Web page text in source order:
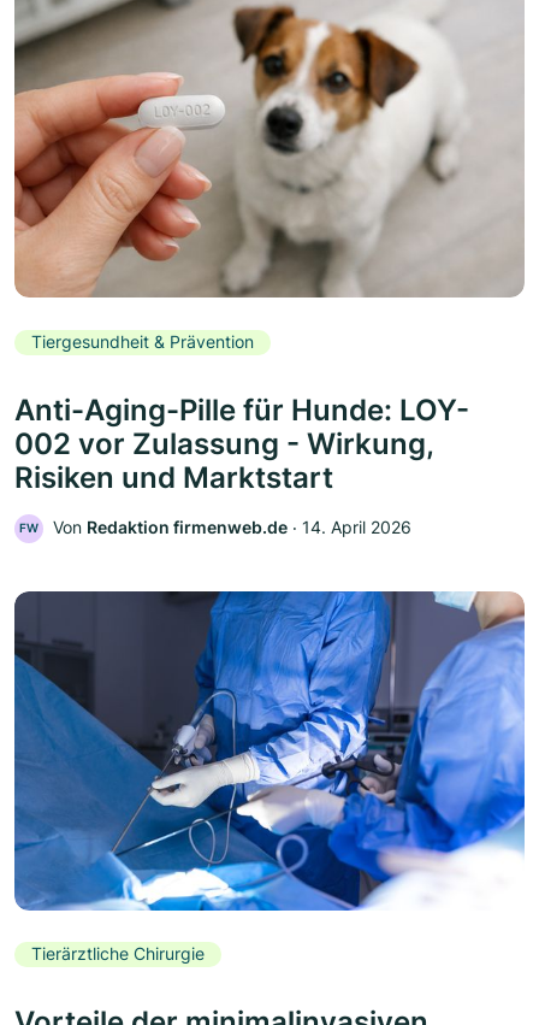
Tiergesundheit & Prävention
Anti-Aging-Pille für Hunde: LOY-
002 vor Zulassung - Wirkung,
Risiken und Marktstart
FW Von Redaktion firmenweb.de ‧ 14. April 2026
Tierärztliche Chirurgie